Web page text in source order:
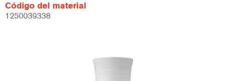
Código del material
1250039338